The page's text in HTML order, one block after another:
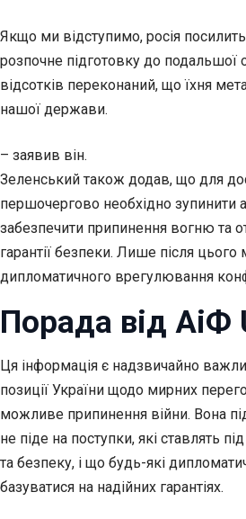
Якщо ми відступимо, росія посилить
розпочне підготовку до подальшої
відсотків переконаний, що їхня
нашої держави.
– заявив він.
Зеленський також додав, що для
першочергово необхідно зупинити
забезпечити припинення вогню та
гарантії безпеки. Лише після
дипломатичного врегулювання
Порада від АіФ
Ця інформація є надзвичайно
позиції України щодо мирних
можливе припинення війни. Вона
не піде на поступки, які ставлять
та безпеку, і що будь-які
базуватися на надійних гарантіях.